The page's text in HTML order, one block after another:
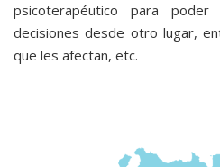
psicoterapéutico para
decisiones desde otro lugar,
que les afectan, etc.